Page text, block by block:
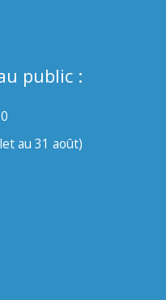
public :
au 31 août)